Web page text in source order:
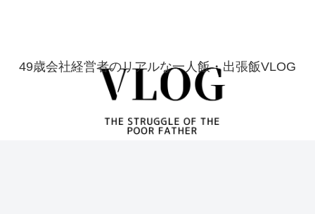
49歳会社経営者のリアルな一人飯・出張飯VLOG